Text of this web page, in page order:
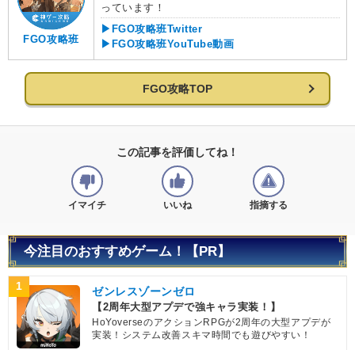
FGO攻略班
っています！
▶FGO攻略班Twitter
▶FGO攻略班YouTube動画
FGO攻略TOP
この記事を評価してね！
イマイチ いいね 指摘する
今注目のおすすめゲーム！【PR】
1 ゼンレスゾーンゼロ
【2周年大型アプデで強キャラ実装！】
HoYoverseのアクションRPGが2周年の大型アプデが
実装！システム改善スキマ時間でも遊びやすい！